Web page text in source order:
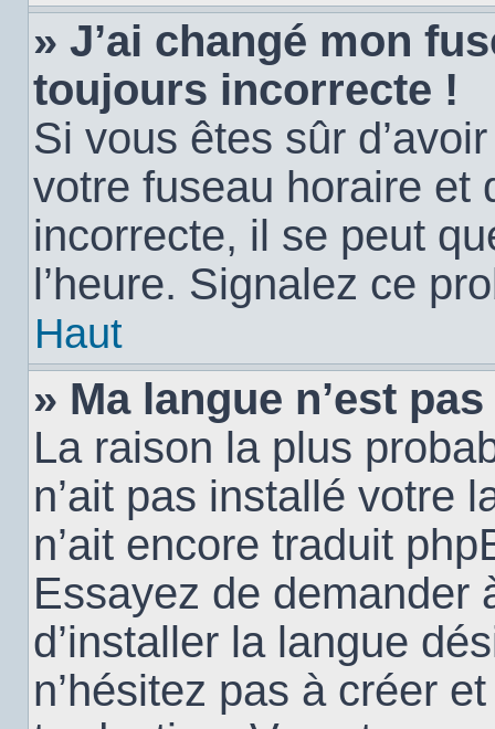
» J’ai changé mon
toujours incorrecte !
Si vous êtes sûr
votre fuseau horaire et
incorrecte, il se peut
l’heure. Signalez ce
Haut
» Ma langue n’est
La raison la plus
n’ait pas installé votre
n’ait encore traduit
Essayez de demander
d’installer la langue
n’hésitez pas à créer